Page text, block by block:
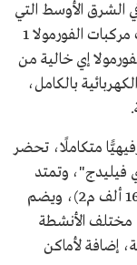
الأولى في الشرق الأوسط التي
تفتح أبوابها لهذا النوع من السباقات، وبخلاف مركبات الفورمولا 1
إي خالية من
بالكامل،
متكاملًا، تحضر
فيليدج"، وتمتد
على مساحة تصل إلى 180 ألف قدم مربعة (167 ألف م2)، ويضم
مختلف الأنشطة
إضافة لأماكن